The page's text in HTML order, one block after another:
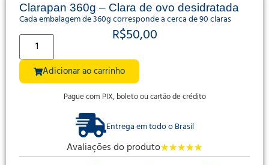
Clarapan 360g – Clara de ovo desidratada
Cada embalagem de 360g corresponde a cerca de 90 claras
R$50,00
Adicionar ao carrinho
Pague com PIX, boleto ou cartão de crédito
Entrega em todo o Brasil
Avaliações do produto★★★★★